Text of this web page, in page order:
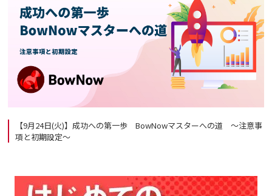
【9月24日(火)】成功への第一歩 BowNowマスターへの道 ～注意事
項と初期設定～